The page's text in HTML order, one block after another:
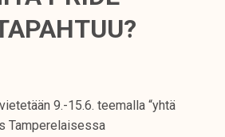
9.-15.6. teemalla “yhtä
Tamperelaisessa